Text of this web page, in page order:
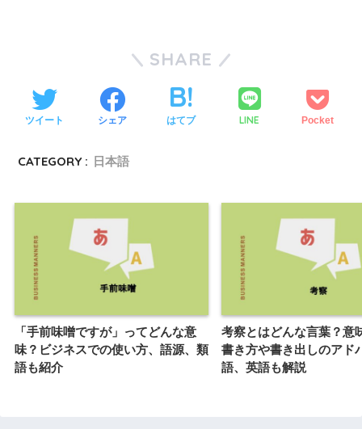
SHARE
ツイート シェア はてブ LINE Pocket
CATEGORY : 日本語
「手前味噌ですが」ってどんな意
味？ビジネスでの使い方、語源、類
語も紹介
考察とはどんな言葉？意
書き方や書き出しのアド
語、英語も解説